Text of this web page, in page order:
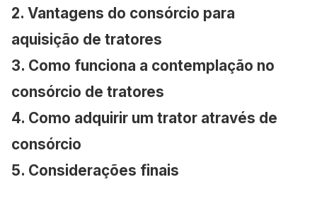
2. Vantagens do consórcio para
aquisição de tratores
3. Como funciona a contemplação no
consórcio de tratores
4. Como adquirir um trator através de
consórcio
5. Considerações finais